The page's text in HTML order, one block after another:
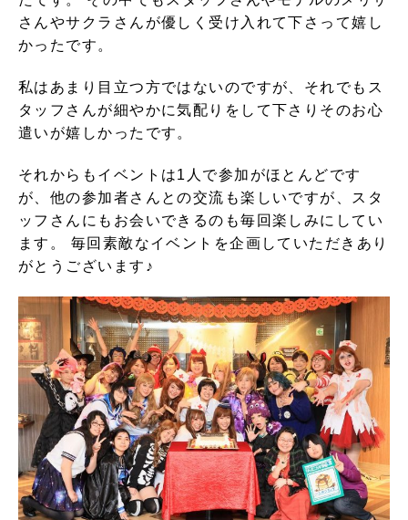
さんやサクラさんが優しく受け入れて下さって嬉し
かったです。
私はあまり目立つ方ではないのですが、それでもス
タッフさんが細やかに気配りをして下さりそのお心
遣いが嬉しかったです。
それからもイベントは1人で参加がほとんどです
が、他の参加者さんとの交流も楽しいですが、スタ
ッフさんにもお会いできるのも毎回楽しみにしてい
ます。 毎回素敵なイベントを企画していただきあり
がとうございます♪